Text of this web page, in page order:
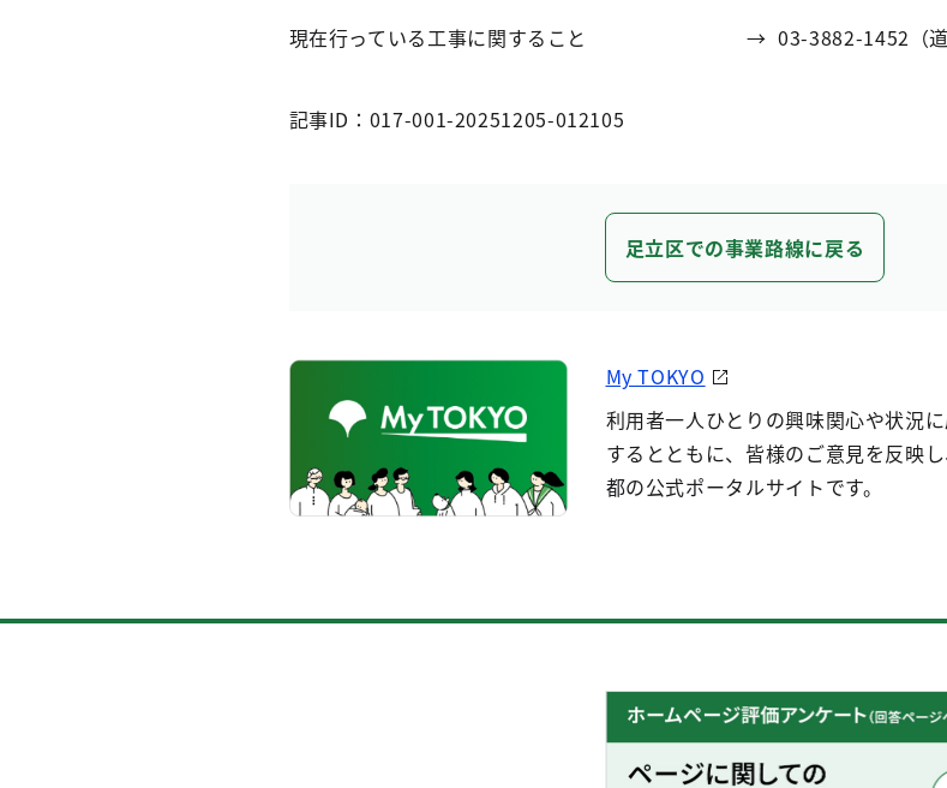
現在行っている工事に関すること → 03-3882-1452（道路
記事ID：017-001-20251205-012105
足立区での事業路線に戻る
My TOKYO
利用者一人ひとりの興味関心や状況
するとともに、皆様のご意見を反映
都の公式ポータルサイトです。